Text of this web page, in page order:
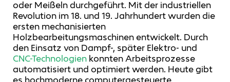
oder Meißeln durchgeführt. Mit der industriellen
Revolution im 18. und 19. Jahrhundert wurden die
ersten mechanisierten
Holzbearbeitungsmaschinen entwickelt. Durch
den Einsatz von Dampf-, später Elektro- und
CNC-Technologien konnten Arbeitsprozesse
automatisiert und optimiert werden. Heute gibt